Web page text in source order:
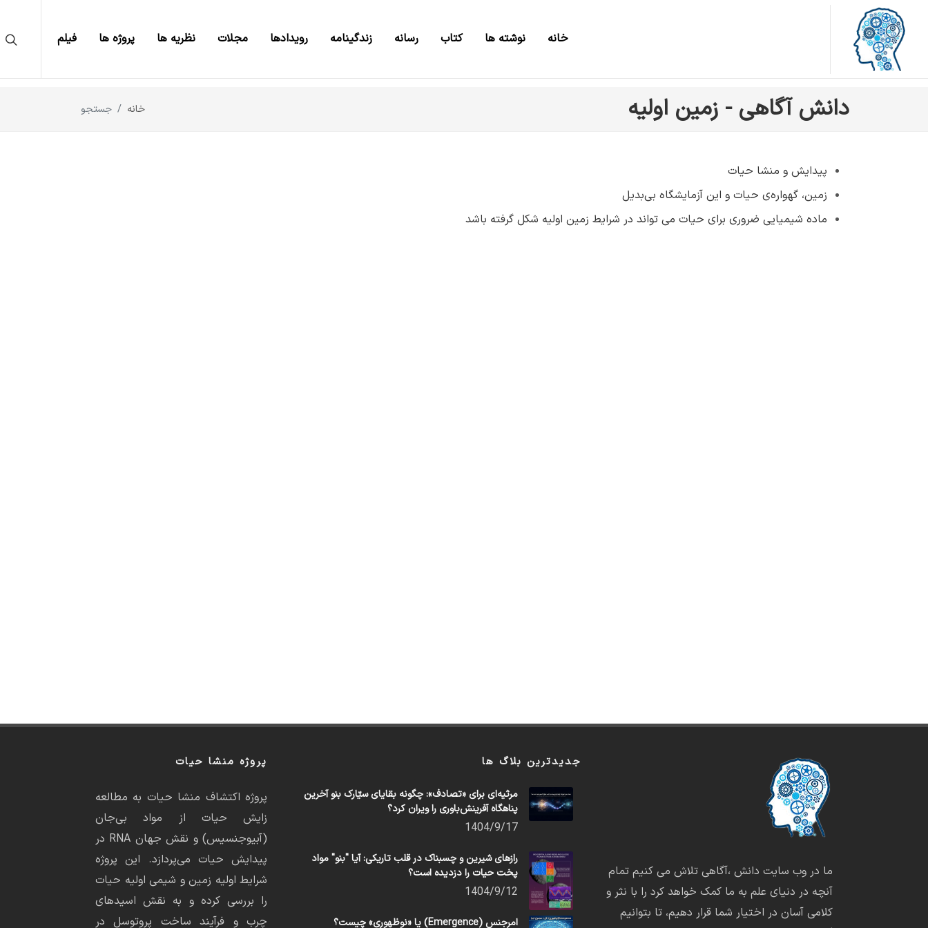
خانه نوشته ها کتاب رسانه زندگینامه رویدادها مجلات نظریه ها پروژه ها فیلم
دانش آگاهی - زمین اولیه خانه جستجو
پيدايش و منشا حيات
زمین، گهواره‌ی حیات و این آزمایشگاه بی‌بدیل
ماده شیمیایی ضروری برای حیات می تواند در شرایط زمین اولیه شکل گرفته باشد
ما در وب سایت دانش ،آگاهی تلاش می کنیم تمام
آنچه در دنیای علم به ما کمک خواهد کرد را با نثر و
کلامی آسان در اختیار شما قرار دهیم، تا بتوانیم
جدیدترین بلاگ ها
مرثیه‌ای برای «تصادف»: چگونه بقایای سیّارک بنو آخرین
پناهگاه آفرینش‌باوری را ویران کرد؟
1404/9/17
رازهای شیرین و چسبناک در قلب تاریکی: آیا "بنو" مواد
پخت حیات را دزدیده است؟
1404/9/12
امرجنس (Emergence) یا «نوظهوری» چیست؟
پروژه منشا حیات
پروژه اکتشاف منشا حیات به مطالعه
زایش حیات از مواد بی‌جان
(آبیوجنسیس) و نقش جهان RNA در
پیدایش حیات می‌پردازد. این پروژه
شرایط اولیه زمین و شیمی اولیه حیات
را بررسی کرده و به نقش اسیدهای
چرب و فرآیند ساخت پروتوسل در